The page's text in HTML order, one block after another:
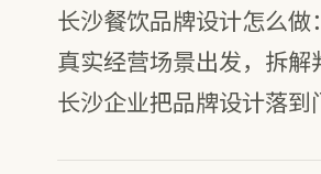
长沙餐饮品牌设计怎么
真实经营场景出发，拆
长沙企业把品牌设计落到